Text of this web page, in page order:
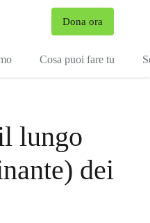
Dona ora
Cosa puoi fare tu
lungo
dei